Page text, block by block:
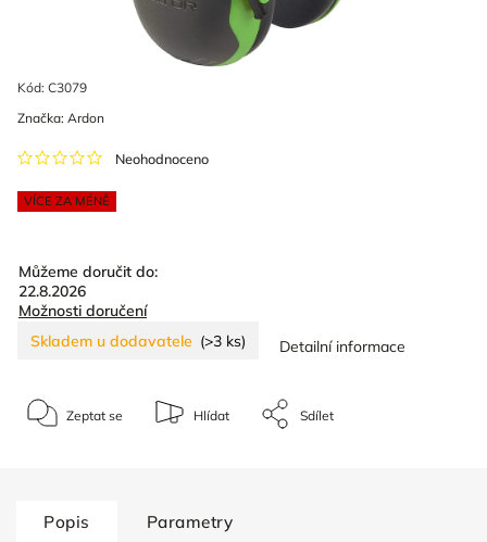
Kód: C3079
VÍCE ZA MÉNĚ
Neohodnoceno
Značka: Ardon
Můžeme doručit do:
22.8.2026
Možnosti doručení
Skladem u dodavatele (>3 ks) Detailní informace
Zeptat se Hlídat Sdílet
Popis Parametry